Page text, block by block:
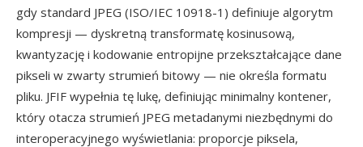
gdy standard JPEG (ISO/IEC 10918-1) definiuje algorytm
kompresji — dyskretną transformatę kosinusową,
kwantyzację i kodowanie entropijne przekształcające dane
pikseli w zwarty strumień bitowy — nie określa formatu
pliku. JFIF wypełnia tę lukę, definiując minimalny kontener,
który otacza strumień JPEG metadanymi niezbędnymi do
interoperacyjnego wyświetlania: proporcje piksela,